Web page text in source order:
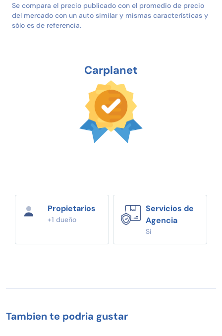
Se compara el precio publicado con el promedio de precio
del mercado con un auto similar y mismas características y
sólo es de referencia.
Carplanet
Propietarios
+1 dueño
Servicios de
Agencia
Si
Tambien te podria gustar